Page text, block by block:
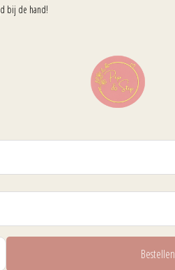
bij de hand!
Bestellen